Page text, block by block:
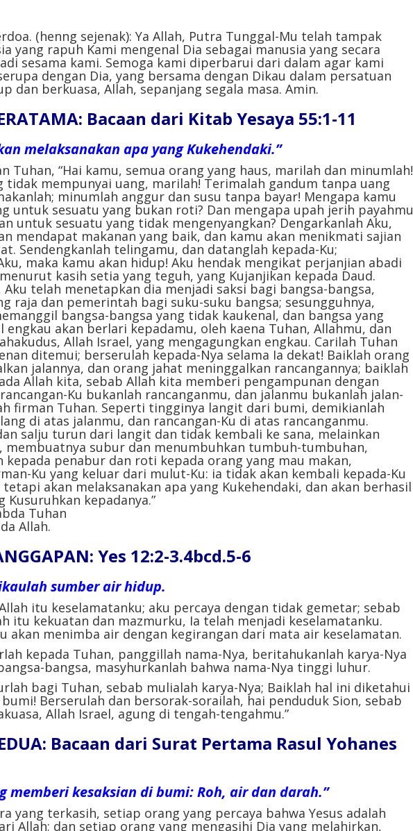
(henng sejenak): Ya Allah, Putra Tunggal-Mu telah tampak
yang rapuh Kami mengenal Dia sebagai manusia yang secara
sesama kami. Semoga kami diperbarui dari dalam agar kami
dengan Dia, yang bersama dengan Dikau dalam persatuan
dan berkuasa, Allah, sepanjang segala masa. Amin.⁣
Bacaan dari Kitab Yesaya 55:1-11
melaksanakan apa yang Kukehendaki.”
Tuhan, “Hai kamu, semua orang yang haus, marilah dan minumlah!
tidak mempunyai uang, marilah! Terimalah gandum tanpa uang
minumlah anggur dan susu tanpa bayar! Mengapa kamu
untuk sesuatu yang bukan roti? Dan mengapa upah jerih payahmu
untuk sesuatu yang tidak mengenyangkan? Dengarkanlah Aku,
mendapat makanan yang baik, dan kamu akan menikmati sajian
Sendengkanlah telingamu, dan datanglah kepada-Ku;
maka kamu akan hidup! Aku hendak mengikat perjanjian abadi
kasih setia yang teguh, yang Kujanjikan kepada Daud.
Aku telah menetapkan dia menjadi saksi bagi bangsa-bangsa,
raja dan pemerintah bagi suku-suku bangsa; sesungguhnya,
bangsa-bangsa yang tidak kaukenal, dan bangsa yang
engkau akan berlari kepadamu, oleh kaena Tuhan, Allahmu, dan
Allah Israel, yang mengagungkan engkau. Carilah Tuhan
ditemui; berserulah kepada-Nya selama Ia dekat! Baiklah orang
jalannya, dan orang jahat meninggalkan rancangannya; baiklah
Allah kita, sebab Allah kita memberi pengampunan dengan
Ku bukanlah rancanganmu, dan jalanmu bukanlah jalan-
firman Tuhan. Seperti tingginya langit dari bumi, demikianlah
di atas jalanmu, dan rancangan-Ku di atas rancanganmu.
salju turun dari langit dan tidak kembali ke sana, melainkan
membuatnya subur dan menumbuhkan tumbuh-tumbuhan,
kepada penabur dan roti kepada orang yang mau makan,
Ku yang keluar dari mulut-Ku: ia tidak akan kembali kepada-Ku
tetapi akan melaksanakan apa yang Kukehendaki, dan akan berhasil
Kusuruhkan kepadanya.”
Tuhan
Allah.
Yes 12:2-3.4bcd.5-6
sumber air hidup.
itu keselamatanku; aku percaya dengan tidak gemetar; sebab
itu kekuatan dan mazmurku, Ia telah menjadi keselamatanku.
akan menimba air dengan kegirangan dari mata air keselamatan.
kepada Tuhan, panggillah nama-Nya, beritahukanlah karya-Nya
bangsa, masyhurkanlah bahwa nama-Nya tinggi luhur.
bagi Tuhan, sebab mulialah karya-Nya; Baiklah hal ini diketahui
Berserulah dan bersorak-sorailah, hai penduduk Sion, sebab
Allah Israel, agung di tengah-tengahmu.”
Bacaan dari Surat Pertama Rasul Yohanes
memberi kesaksian di bumi: Roh, air dan darah.”
yang terkasih, setiap orang yang percaya bahwa Yesus adalah
Allah; dan setiap orang yang mengasihi Dia yang melahirkan,